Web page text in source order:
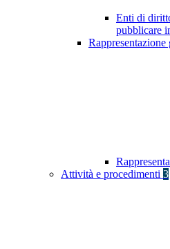
Enti di
pubblicare
Rappresentazione
Attività e procedimenti 3